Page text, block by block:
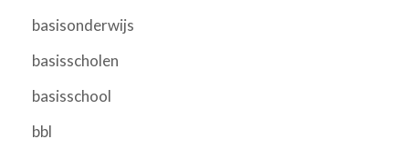
basisonderwijs
basisscholen
basisschool
bbl